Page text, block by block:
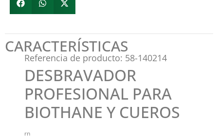
CARACTERÍSTICAS
Referencia de producto: 58-140214
DESBRAVADOR
PROFESIONAL PARA
BIOTHANE Y CUEROS
rn